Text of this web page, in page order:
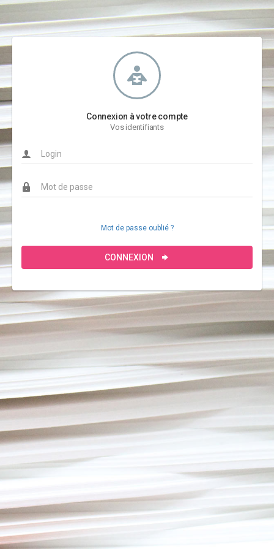
Connexion à votre compte
Vos identifiants
Mot de passe oublié ?
CONNEXION